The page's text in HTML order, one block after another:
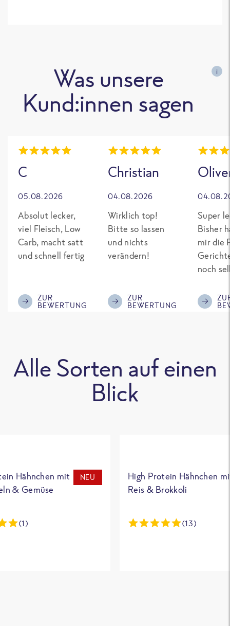
Was unsere
Kund:innen sagen
i
C
05.08.2026
Absolut lecker,
viel Fleisch, Low
Carb, macht satt
und schnell fertig
ZUR
BEWERTUNG
Christian
04.08.2026
Wirklich top!
Bitte so lassen
und nichts
verändern!
ZUR
BEWERTUNG
Super
Bisher
mir die
noch
Eiweiß.
was
Alle Sorten auf einen
Blick
Hähnchen mit
& Gemüse
NEU
(1)
High Protein Hähnchen
Reis & Brokkoli
(13)